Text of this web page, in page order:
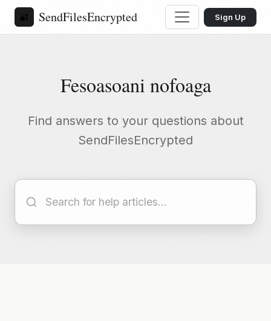
🔐 SendFilesEncrypted Sign Up
Fesoasoani nofoaga
Find answers to your questions about
SendFilesEncrypted